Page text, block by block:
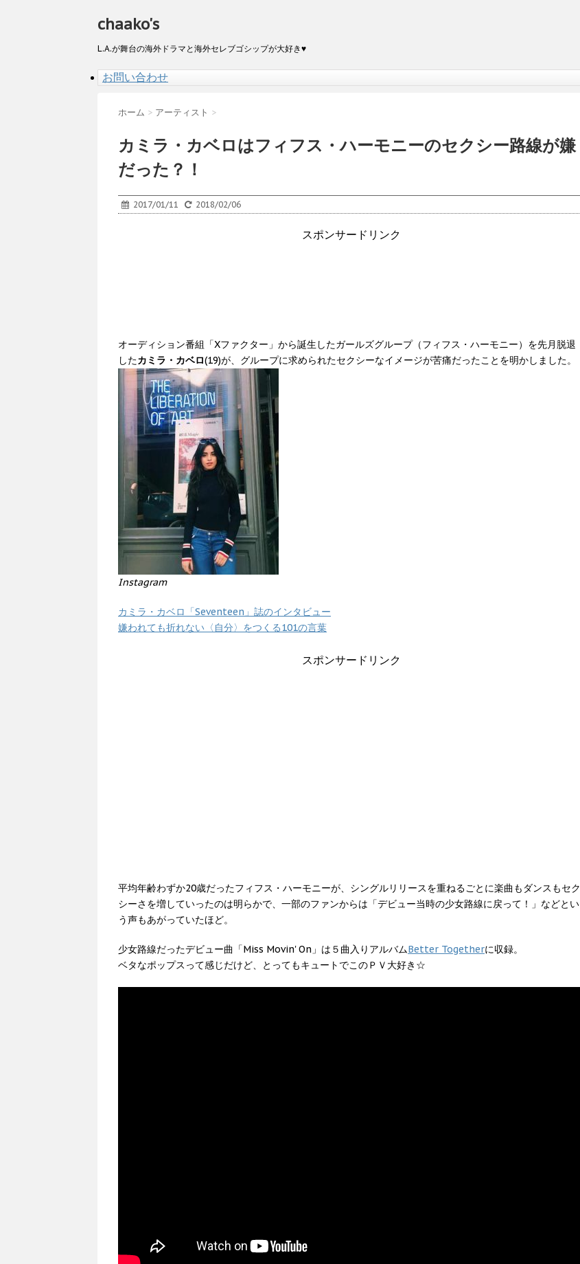
chaako's
L.A.が舞台の海外ドラマと海外セレブゴシップが大好き♥
お問い合わせ
ホーム > アーティスト >
カミラ・カベロはフィフス・ハーモニーのセクシー路線が嫌
だった？！
2017/01/11 2018/02/06
スポンサードリンク
オーディション番組「Xファクター」から誕生したガールズグループ（フィフス・ハーモニー）を先月脱退
したカミラ・カベロ(19)が、グループに求められたセクシーなイメージが苦痛だったことを明かしました。
Instagram
カミラ・カベロ「Seventeen」誌のインタビュー
嫌われても折れない〈自分〉をつくる101の言葉
スポンサードリンク
平均年齢わずか20歳だったフィフス・ハーモニーが、シングルリリースを重ねるごとに楽曲もダンスもセク
シーさを増していったのは明らかで、一部のファンからは「デビュー当時の少女路線に戻って！」などとい
う声もあがっていたほど。
少女路線だったデビュー曲「Miss Movin' On」は５曲入りアルバムBetter Togetherに収録。
ベタなポップスって感じだけど、とってもキュートでこのＰＶ大好き☆